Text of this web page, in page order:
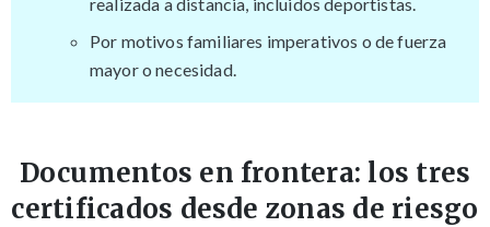
Por motivos familiares imperativos o de fuerza
mayor o necesidad.
Documentos en frontera: los tres
certificados desde zonas de riesgo